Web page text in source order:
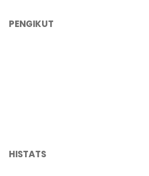
PENGIKUT
HISTATS